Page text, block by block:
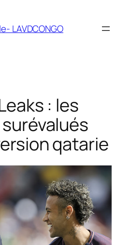
LAVDCONGO
: les
qatarie